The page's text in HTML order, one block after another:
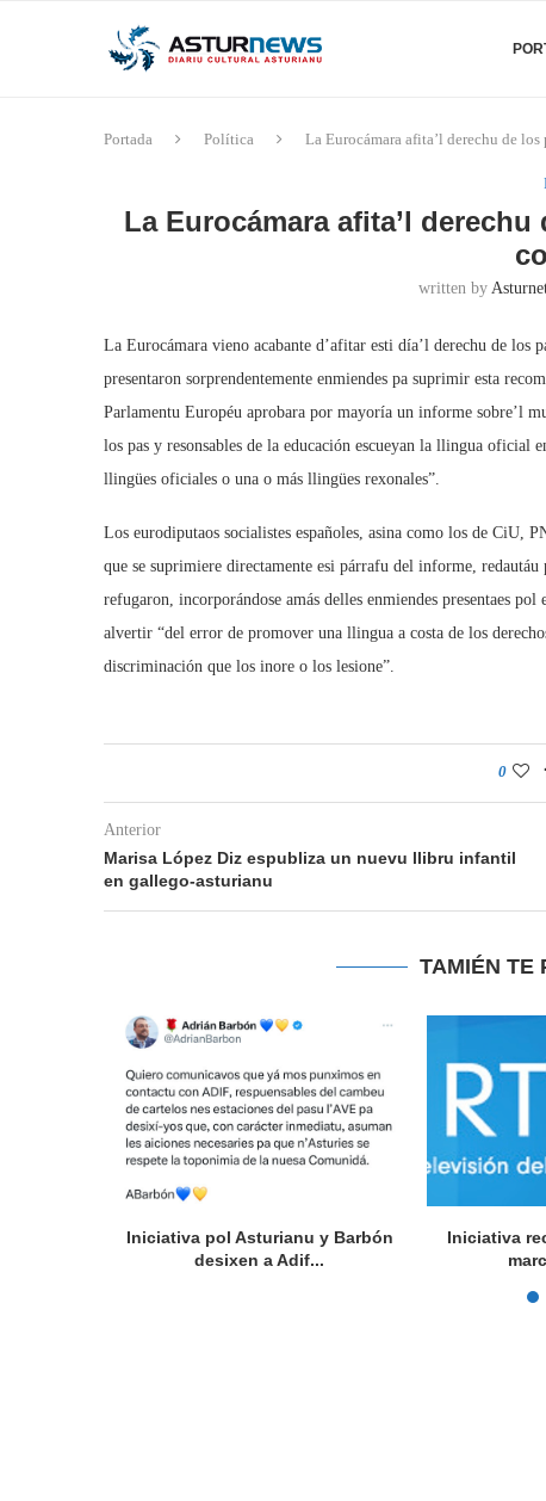
Portada Política La Eurocámara afita’l derechu de
La Eurocámara afita’l
written by
La Eurocámara vieno acabante d’afitar esti día’l derechu de
presentaron sorprendentemente enmiendes pa suprimir esta
Parlamentu Européu aprobara por mayoría un informe sobre’l
los pas y resonsables de la educación escueyan la llingua oficial
llingües oficiales o una o más llingües rexonales”.
Los eurodiputaos socialistes españoles, asina como los de CiU,
que se suprimiere directamente esi párrafu del informe,
refugaron, incorporándose amás delles enmiendes presentaes
alvertir “del error de promover una llingua a costa de los
discriminación que los inore o los lesione”.
0
Anterior
Marisa López Diz espubliza un nuevu llibru infantil
en gallego-asturianu
TAMIÉN TE
Iniciativa pol Asturianu y Barbón
desixen a Adif...
Iniciativa